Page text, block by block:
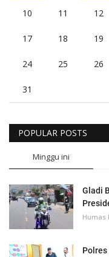
10 11 12
17 18 19
24 25 26
31
POPULAR POSTS
Minggu ini
Gladi
Humas